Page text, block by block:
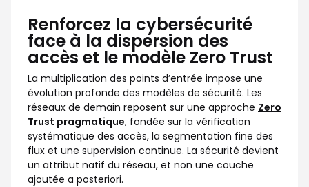
Renforcez la cybersécurité
face à la dispersion des
accès et le modèle Zero Trust
La multiplication des points d’entrée impose une
évolution profonde des modèles de sécurité. Les
réseaux de demain reposent sur une approche Zero
Trust pragmatique, fondée sur la vérification
systématique des accès, la segmentation fine des
flux et une supervision continue. La sécurité devient
un attribut natif du réseau, et non une couche
ajoutée a posteriori.